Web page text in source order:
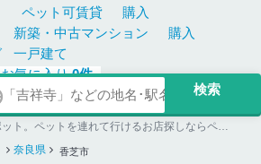
ペット可賃貸
購入
新築・中古マンション
購入
一戸建て
お気に入り0件
香芝市のペット関連スポット。ペットを連れて行けるお店探しならペットホームウェブ
奈良県 香芝市